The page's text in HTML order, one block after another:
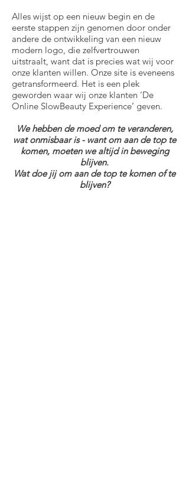
Alles wijst op een nieuw begin en de
eerste stappen zijn genomen door onder
andere de ontwikkeling van een nieuw
modern logo, die zelfvertrouwen
uitstraalt, want dat is precies wat wij voor
onze klanten willen. Onze site is eveneens
getransformeerd. Het is een plek
geworden waar wij onze klanten ‘De
Online SlowBeauty Experience’ geven.
We hebben de moed om te veranderen,
wat onmisbaar is - want om aan de top te
komen, moeten we altijd in beweging
blijven.
Wat doe jij om aan de top te komen of te
blijven?